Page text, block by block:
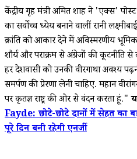
केंद्रीय गृह मंत्री अमित शाह ने 'एक्स'
का सर्वोच्च ध्येय बनाने वालीं रानी
क्रांति को आकार देने में अविस्मरणीय
शौर्य और पराक्रम से अंग्रेजों की कूटनीति
हर देशवासी को उनकी वीरगाथा अवश्य
समर्पण की प्रेरणा लेनी चाहिए. महान
पर कृतज्ञ राष्ट्र की ओर से वंदन करता हूं."
Fayde: छोटे-छोटे दानों में सेहत का
पूरे दिन बनी रहेगी एनर्जी